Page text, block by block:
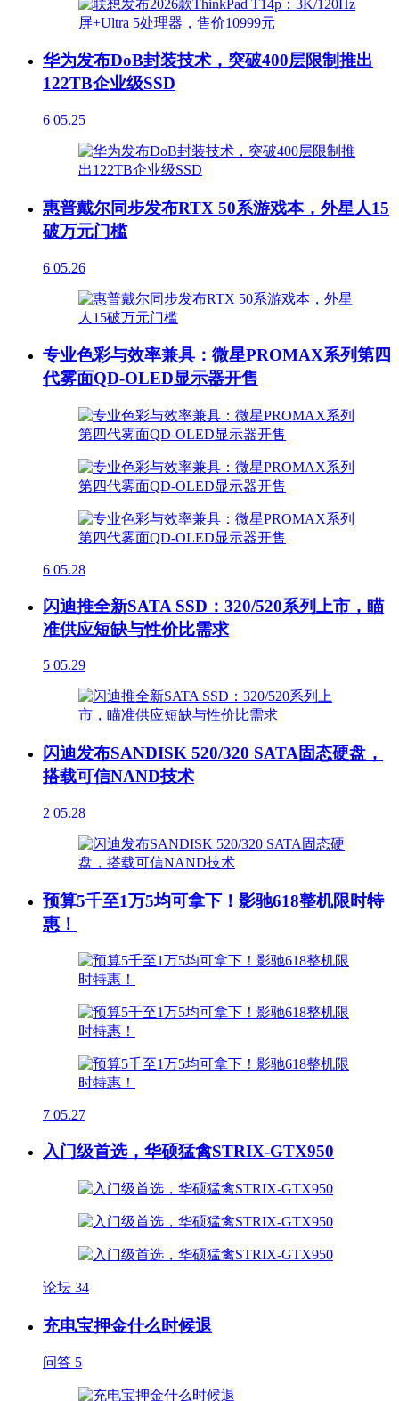
华为发布DoB封装技术，突破400层限制推出
122TB企业级SSD
6 05.25
惠普戴尔同步发布RTX 50系游戏本，外星人15
破万元门槛
6 05.26
专业色彩与效率兼具：微星PROMAX系列第四
代雾面QD-OLED显示器开售
6 05.28
闪迪推全新SATA SSD：320/520系列上市，瞄
准供应短缺与性价比需求
5 05.29
闪迪发布SANDISK 520/320 SATA固态硬盘，
搭载可信NAND技术
2 05.28
预算5千至1万5均可拿下！影驰618整机限时特
惠！
7 05.27
入门级首选，华硕猛禽STRIX-GTX950
论坛 34
充电宝押金什么时候退
问答 5